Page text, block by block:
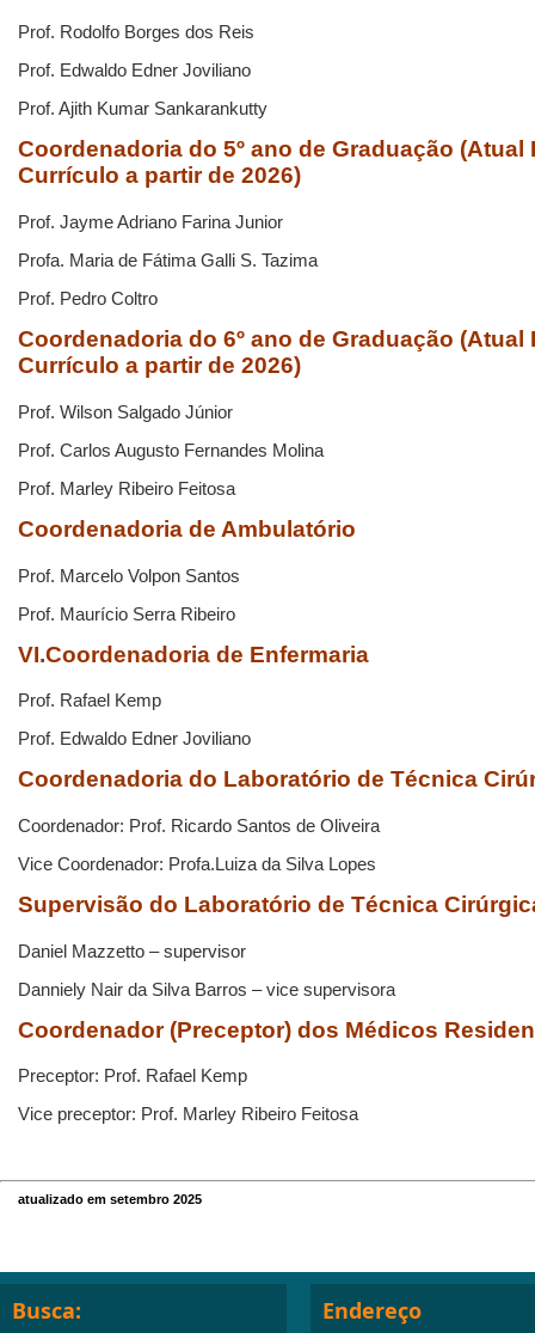
Prof. Rodolfo Borges dos Reis
Prof. Edwaldo Edner Joviliano
Prof. Ajith Kumar Sankarankutty
Coordenadoria do 5º ano de Graduação (Atual
Currículo a partir de 2026)
Prof. Jayme Adriano Farina Junior
Profa. Maria de Fátima Galli S. Tazima
Prof. Pedro Coltro
Coordenadoria do 6º ano de Graduação (Atual
Currículo a partir de 2026)
Prof. Wilson Salgado Júnior
Prof. Carlos Augusto Fernandes Molina
Prof. Marley Ribeiro Feitosa
Coordenadoria de Ambulatório
Prof. Marcelo Volpon Santos
Prof. Maurício Serra Ribeiro
VI.Coordenadoria de Enfermaria
Prof. Rafael Kemp
Prof. Edwaldo Edner Joviliano
Coordenadoria do Laboratório de Técnica
Coordenador: Prof. Ricardo Santos de Oliveira
Vice Coordenador: Profa.Luiza da Silva Lopes
Supervisão do Laboratório de Técnica
Daniel Mazzetto – supervisor
Danniely Nair da Silva Barros – vice supervisora
Coordenador (Preceptor) dos Médicos
Preceptor: Prof. Rafael Kemp
Vice preceptor: Prof. Marley Ribeiro Feitosa
atualizado em setembro 2025
Busca: Endereço